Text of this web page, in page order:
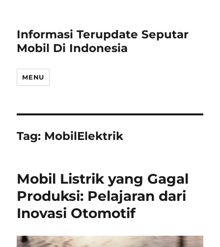
Informasi Terupdate Seputar
Mobil Di Indonesia
MENU
Tag: MobilElektrik
Mobil Listrik yang Gagal
Produksi: Pelajaran dari
Inovasi Otomotif